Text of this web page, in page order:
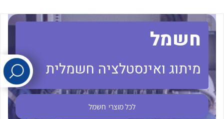
חשמל
מיתוג ואינסטלציה חשמלית
לכל מוצרי חשמל